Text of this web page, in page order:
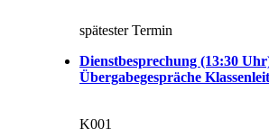
spätester Termin
Dienstbesprechung (13:30
Übergabegespräche
K001